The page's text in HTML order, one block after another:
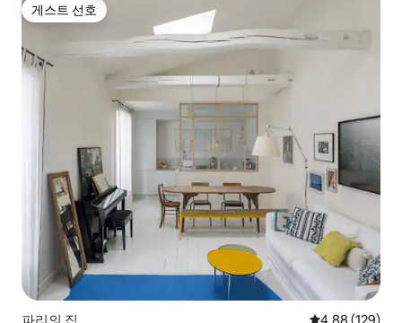
게스트 선호
게스트 선호